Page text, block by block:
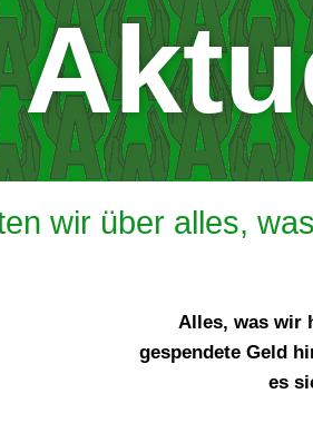
wir über alles,
Alles, was wir
gespendete Geld
es